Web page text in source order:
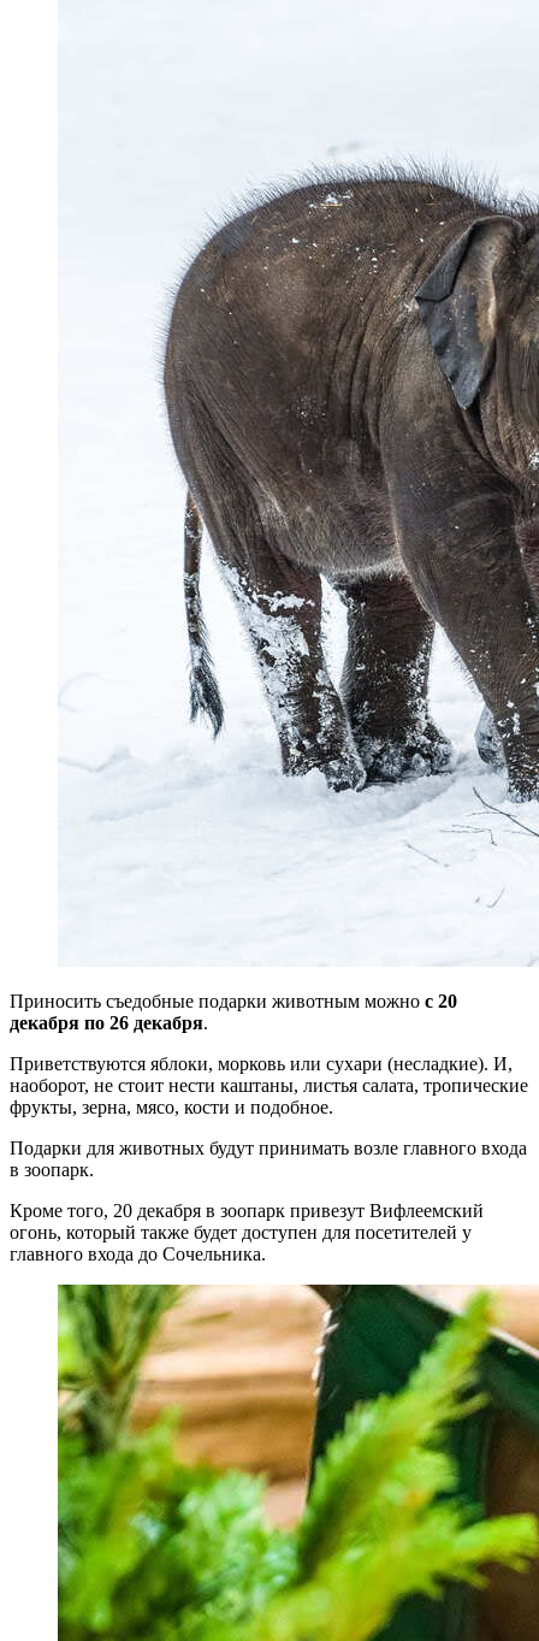
Приносить съедобные подарки животным можно с 20
декабря по 26 декабря.
Приветствуются яблоки, морковь или сухари (несладкие). И,
наоборот, не стоит нести каштаны, листья салата, тропические
фрукты, зерна, мясо, кости и подобное.
Подарки для животных будут принимать возле главного входа
в зоопарк.
Кроме того, 20 декабря в зоопарк привезут Вифлеемский
огонь, который также будет доступен для посетителей у
главного входа до Сочельника.